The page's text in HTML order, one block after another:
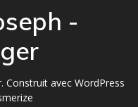
-
Construit avec WordPress